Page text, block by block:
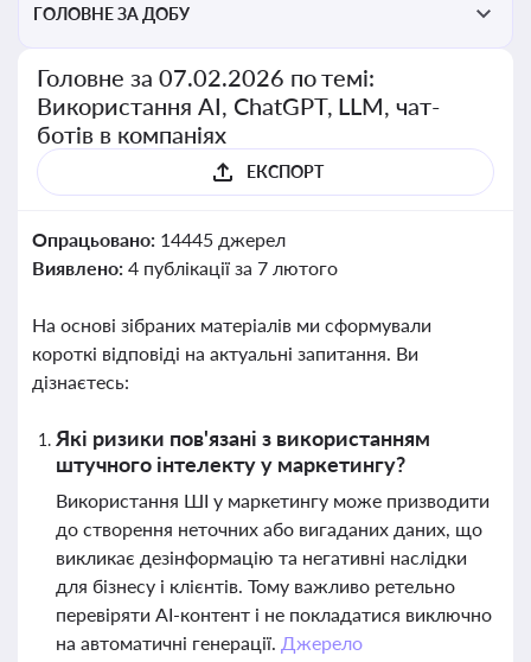
ГОЛОВНЕ ЗА ДОБУ
Головне за 07.02.2026 по темі:
Використання AI, ChatGPT, LLM, чат-
ботів в компаніях
ЕКСПОРТ
Опрацьовано: 14445 джерел
Виявлено: 4 публікації за 7 лютого
На основі зібраних матеріалів ми сформували
короткі відповіді на актуальні запитання. Ви
дізнаєтесь:
Які ризики пов'язані з використанням
штучного інтелекту у маркетингу?
Використання ШІ у маркетингу може призводити
до створення неточних або вигаданих даних, що
викликає дезінформацію та негативні наслідки
для бізнесу і клієнтів. Тому важливо ретельно
перевіряти AI-контент і не покладатися виключно
на автоматичні генерації. Джерело